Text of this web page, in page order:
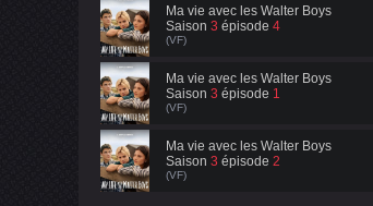
Ma vie avec les Walter Boys
Saison 3 épisode 4
(VF)
Ma vie avec les Walter Boys
Saison 3 épisode 1
(VF)
Ma vie avec les Walter Boys
Saison 3 épisode 2
(VF)